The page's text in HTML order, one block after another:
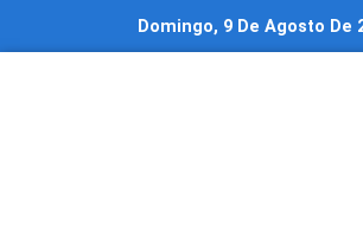
Domingo, 9 De Agosto De